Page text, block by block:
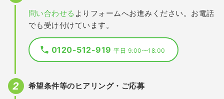
問い合わせる よりフォームへお進みください。お電話
でも受け付けています。
0120-512-919平日 9:00〜18:00
希望条件等のヒアリング・ご応募